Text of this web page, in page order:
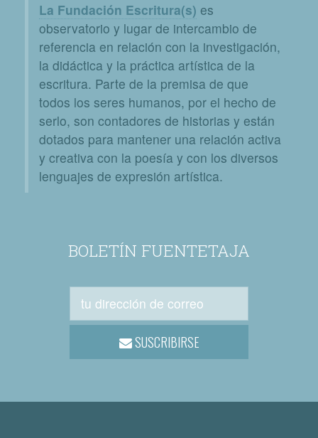
La Fundación Escritura(s) es
observatorio y lugar de intercambio de
referencia en relación con la investigación,
la didáctica y la práctica artística de la
escritura. Parte de la premisa de que
todos los seres humanos, por el hecho de
serlo, son contadores de historias y están
dotados para mantener una relación activa
y creativa con la poesía y con los diversos
lenguajes de expresión artística.
BOLETÍN FUENTETAJA
SUSCRIBIRSE